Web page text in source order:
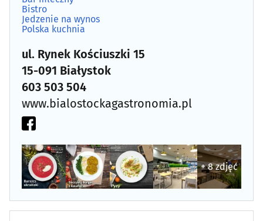
Bistro
Jedzenie na wynos
Polska kuchnia
ul. Rynek Kościuszki 15
15-091 Białystok
603 503 504
www.bialostockagastronomia.pl
+ 8 zdjęć